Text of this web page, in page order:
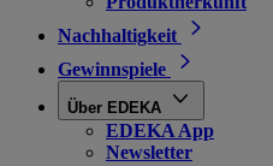
Nachhaltigkeit
Gewinnspiele
Über EDEKA
EDEKA App
Newsletter